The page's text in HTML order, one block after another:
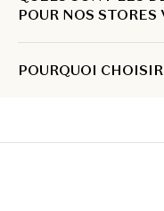
POUR NOS
POURQUOI